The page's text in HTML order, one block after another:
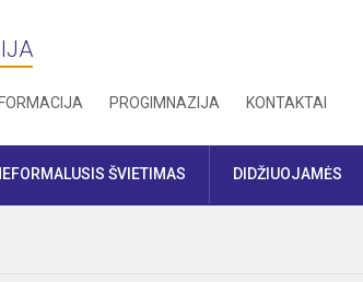
PROGIMNAZIJA KONTAKTAI
ŠVIETIMAS DIDŽIUOJAMĖS